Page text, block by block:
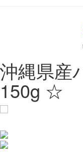
沖縄県産
150g ☆